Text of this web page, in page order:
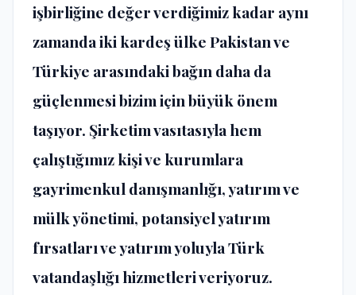
işbirliğine değer verdiğimiz kadar aynı
zamanda iki kardeş ülke Pakistan ve
Türkiye arasındaki bağın daha da
güçlenmesi bizim için büyük önem
taşıyor. Şirketim vasıtasıyla hem
çalıştığımız kişi ve kurumlara
gayrimenkul danışmanlığı, yatırım ve
mülk yönetimi, potansiyel yatırım
fırsatları ve yatırım yoluyla Türk
vatandaşlığı hizmetleri veriyoruz.